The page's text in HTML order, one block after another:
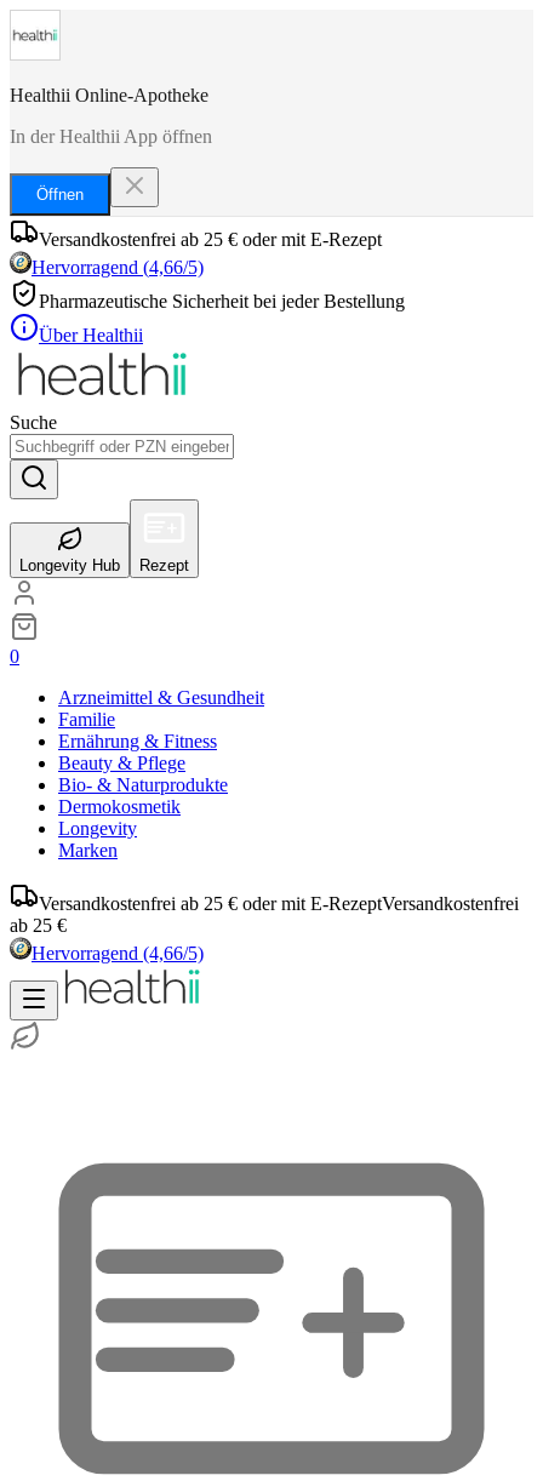
Healthii Online-Apotheke
In der Healthii App öffnen
Öffnen
Versandkostenfrei ab 25 € oder mit E-Rezept
Hervorragend (4,66/5)
Pharmazeutische Sicherheit bei jeder Bestellung
Über Healthii
Suche
Longevity Hub Rezept
0
Arzneimittel & Gesundheit
Familie
Ernährung & Fitness
Beauty & Pflege
Bio- & Naturprodukte
Dermokosmetik
Longevity
Marken
Versandkostenfrei ab 25 € oder mit E-RezeptVersandkostenfrei
ab 25 €
Hervorragend (4,66/5)